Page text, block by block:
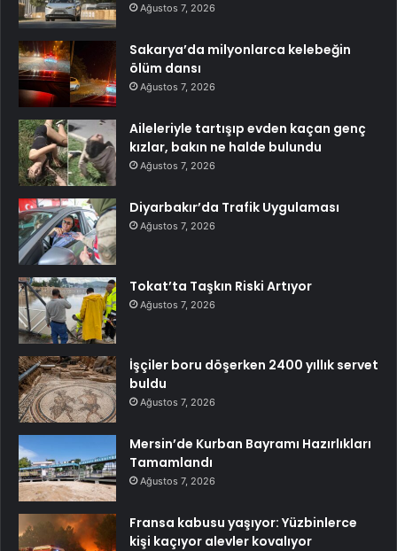
Ağustos 7, 2026
Sakarya’da milyonlarca kelebeğin
ölüm dansı
Ağustos 7, 2026
Aileleriyle tartışıp evden kaçan genç
kızlar, bakın ne halde bulundu
Ağustos 7, 2026
Diyarbakır’da Trafik Uygulaması
Ağustos 7, 2026
Tokat’ta Taşkın Riski Artıyor
Ağustos 7, 2026
İşçiler boru döşerken 2400 yıllık servet
buldu
Ağustos 7, 2026
Mersin’de Kurban Bayramı Hazırlıkları
Tamamlandı
Ağustos 7, 2026
Fransa kabusu yaşıyor: Yüzbinlerce
kişi kaçıyor alevler kovalıyor